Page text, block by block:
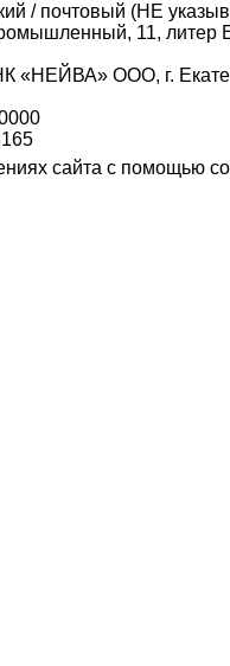
/ почтовый (НЕ
11, литер
«НЕЙВА» ООО, г.
сайта с помощью